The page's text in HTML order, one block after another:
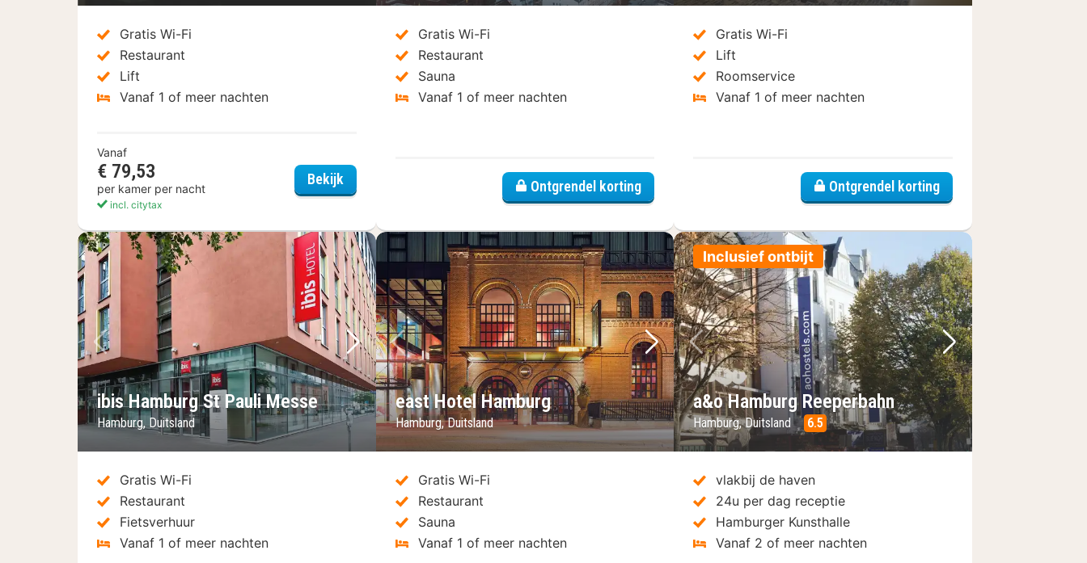
Gratis Wi-Fi
Restaurant
Lift
Vanaf 1 of meer nachten
Vanaf
€ 79,53
per kamer per nacht
incl. citytax
BekijkCityhotel Monopol
Gratis Wi-Fi
Restaurant
Sauna
Vanaf 1 of meer nachten
Ontgrendel korting
Gratis Wi-Fi
Lift
Roomservice
Vanaf 1 of meer nachten
Ontgrendel korting
Vorige foto
Volgende foto
ibis Hamburg St Pauli Messe
Hamburg, Duitsland
Gratis Wi-Fi
Restaurant
Fietsverhuur
Vanaf 1 of meer nachten
Vorige foto
Volgende foto
east Hotel Hamburg
Hamburg, Duitsland
Gratis Wi-Fi
Restaurant
Sauna
Vanaf 1 of meer nachten
Inclusief ontbijt
Vorige foto
Volgende foto
a&o Hamburg Reeperbahn
Hamburg, Duitsland 6.5
vlakbij de haven
24u per dag receptie
Hamburger Kunsthalle
Vanaf 2 of meer nachten